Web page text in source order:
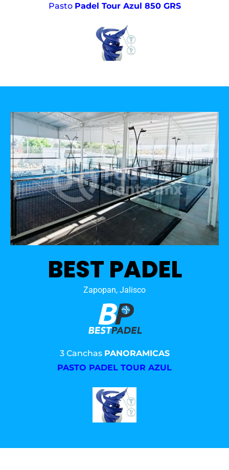
Pasto Padel Tour Azul 850 GRS
BEST PADEL
Zapopan, Jalisco
3 Canchas PANORAMICAS
PASTO PADEL TOUR AZUL